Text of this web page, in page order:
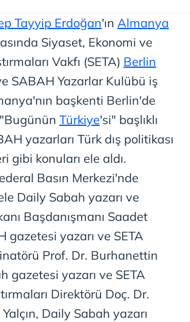
Tayyip Erdoğan'ın Almanya
Siyaset, Ekonomi ve
Vakfı (SETA) Berlin
SABAH Yazarlar Kulübü iş
başkenti Berlin'de
Türkiye'si" başlıklı
yazarları Türk dış politikası
gibi konuları ele aldı.
Basın Merkezi'nde
Daily Sabah yazarı ve
Başdanışmanı Saadet
gazetesi yazarı ve SETA
Prof. Dr. Burhanettin
gazetesi yazarı ve SETA
Direktörü Doç. Dr.
Daily Sabah yazarı